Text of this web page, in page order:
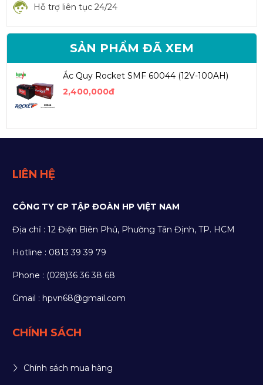
Hỗ trợ liên tục 24/24
SẢN PHẨM ĐÃ XEM
Ắc Quy Rocket SMF 60044 (12V-100AH)
2,400,000đ
LIÊN HỆ
CÔNG TY CP TẬP ĐOÀN HP VIỆT NAM
Địa chỉ : 12 Điện Biên Phủ, Phường Tân Định, TP. HCM
Hotline : 0813 39 39 79
Phone : (028)36 36 38 68
Gmail : hpvn68@gmail.com
CHÍNH SÁCH
Chính sách mua hàng